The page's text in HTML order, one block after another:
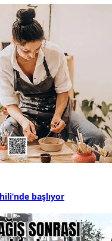
başlıyor